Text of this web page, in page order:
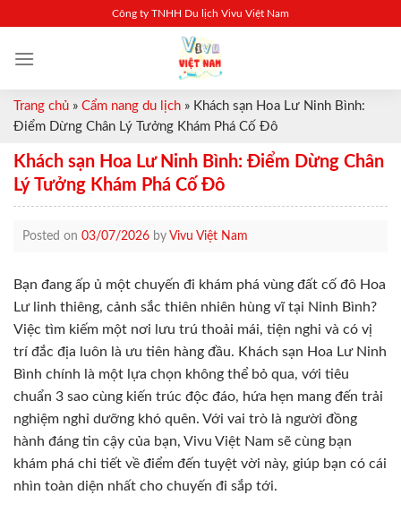
content
Công ty TNHH Du lịch Vivu Việt Nam
Trang chủ » Cẩm nang du lịch » Khách sạn Hoa Lư Ninh Bình:
Điểm Dừng Chân Lý Tưởng Khám Phá Cố Đô
Khách sạn Hoa Lư Ninh Bình: Điểm Dừng Chân
Lý Tưởng Khám Phá Cố Đô
Posted on 03/07/2026 by Vivu Việt Nam
Bạn đang ấp ủ một chuyến đi khám phá vùng đất cố đô Hoa
Lư linh thiêng, cảnh sắc thiên nhiên hùng vĩ tại Ninh Bình?
Việc tìm kiếm một nơi lưu trú thoải mái, tiện nghi và có vị
trí đắc địa luôn là ưu tiên hàng đầu. Khách sạn Hoa Lư Ninh
Bình chính là một lựa chọn không thể bỏ qua, với tiêu
chuẩn 3 sao cùng kiến trúc độc đáo, hứa hẹn mang đến trải
nghiệm nghỉ dưỡng khó quên. Với vai trò là người đồng
hành đáng tin cậy của bạn, Vivu Việt Nam sẽ cùng bạn
khám phá chi tiết về điểm đến tuyệt vời này, giúp bạn có cái
nhìn toàn diện nhất cho chuyến đi sắp tới.